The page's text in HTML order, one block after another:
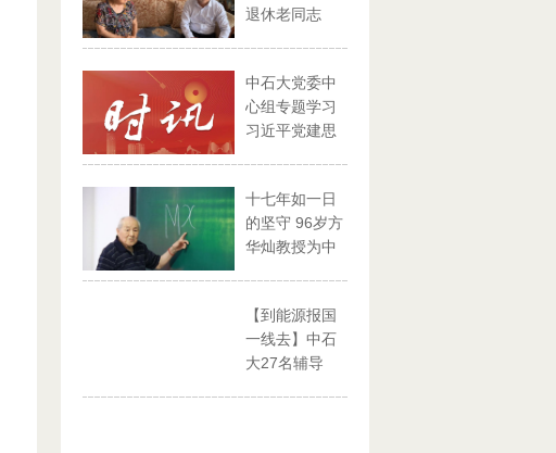
退休老同志
中石大党委中
心组专题学习
习近平党建思
十七年如一日
的坚守 96岁方
华灿教授为中
【到能源报国
一线去】中石
大27名辅导